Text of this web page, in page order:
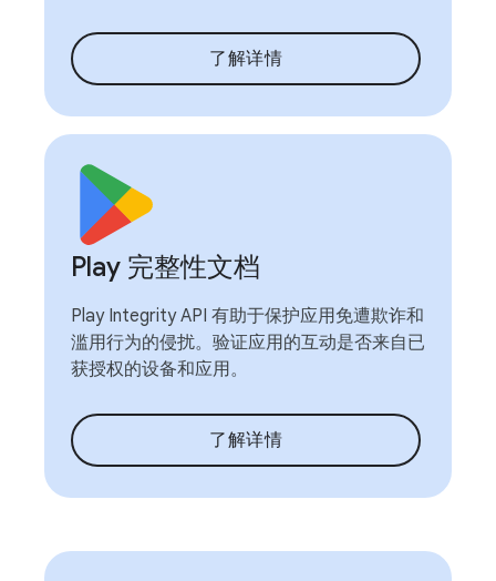
了解详情
Play 完整性文档
Play Integrity API 有助于保护应用免遭欺诈和
滥用行为的侵扰。验证应用的互动是否来自已
获授权的设备和应用。
了解详情